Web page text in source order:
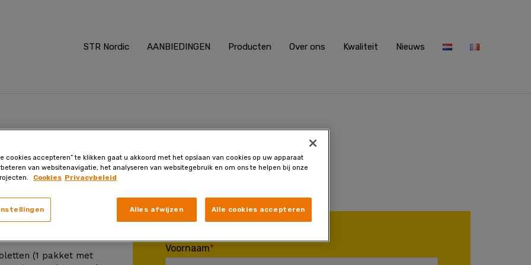
STR Nordic AANBIEDINGEN Producten Over ons Kwaliteit Nieuws
ik wil een voorraad voor 5
voor slechts 49,90€.
(1 pakket met
Voornaam
cookies accepteren” te klikken gaat u akkoord met het opslaan van cookies op uw apparaat
van websitenavigatie, het analyseren van websitegebruik en om ons te helpen bij onze
Cookies Privacybeleid
Alles afwijzen Alle cookies accepteren